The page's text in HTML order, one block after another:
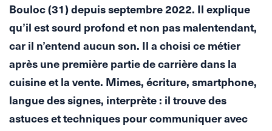
Bouloc (31) depuis septembre 2022. Il explique
qu’il est sourd profond et non pas malentendant,
car il n’entend aucun son. Il a choisi ce métier
après une première partie de carrière dans la
cuisine et la vente. Mimes, écriture, smartphone,
langue des signes, interprète : il trouve des
astuces et techniques pour communiquer avec